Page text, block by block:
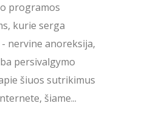
programos
kurie serga
nervine anoreksija,
persivalgymo
šiuos sutrikimus
šiame...